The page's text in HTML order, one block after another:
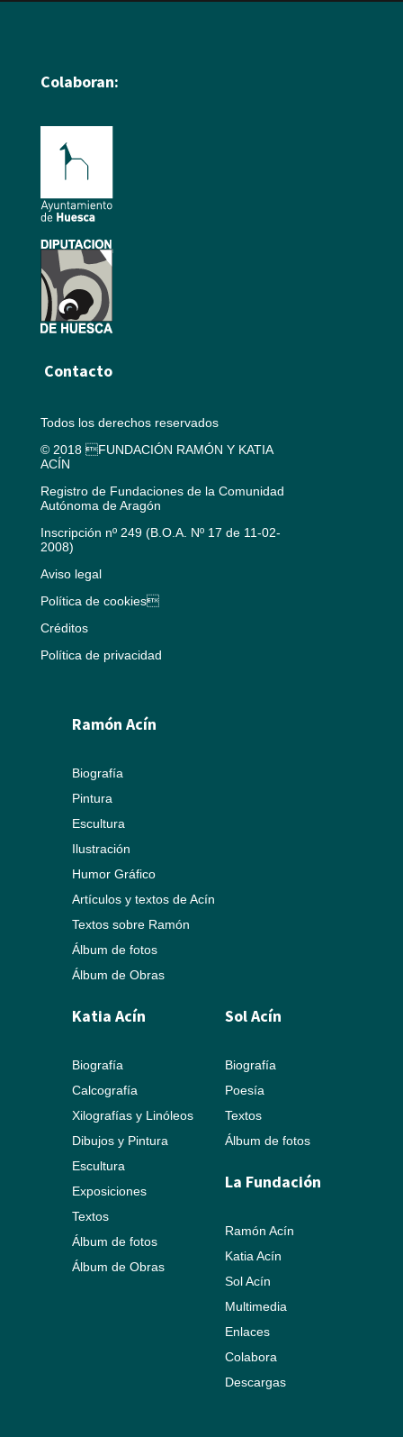
Colaboran:
Contacto
Todos los derechos reservados
© 2018 FUNDACIÓN RAMÓN Y KATIA
ACÍN
Registro de Fundaciones de la Comunidad
Autónoma de Aragón
Inscripción nº 249 (B.O.A. Nº 17 de 11-02-
2008)
Aviso legal
Política de cookies
Créditos
Política de privacidad
Ramón Acín
Biografía
Pintura
Escultura
Ilustración
Humor Gráfico
Artículos y textos de Acín
Textos sobre Ramón
Álbum de fotos
Álbum de Obras
Katia Acín
Biografía
Calcografía
Xilografías y Linóleos
Dibujos y Pintura
Escultura
Exposiciones
Textos
Álbum de fotos
Álbum de Obras
Sol Acín
Biografía
Poesía
Textos
Álbum de fotos
La Fundación
Ramón Acín
Katia Acín
Sol Acín
Multimedia
Enlaces
Colabora
Descargas